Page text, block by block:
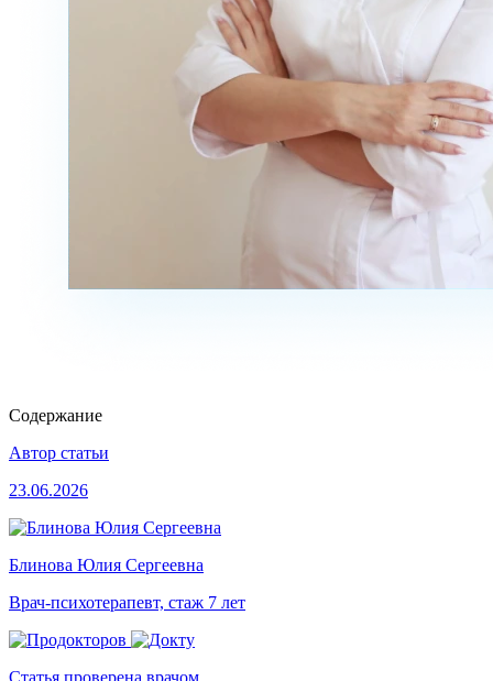
Содержание
Автор статьи
23.06.2026
Блинова Юлия Сергеевна
Врач-психотерапевт, стаж 7 лет